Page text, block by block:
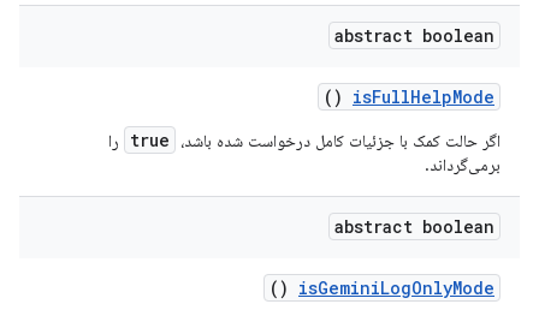
abstract boolean
isFullHelpMode
()
اگر حالت کمک با جزئیات کامل درخواست شده باشد، true
را
برمی‌گرداند.
abstract boolean
isGeminiLogOnlyMode
()